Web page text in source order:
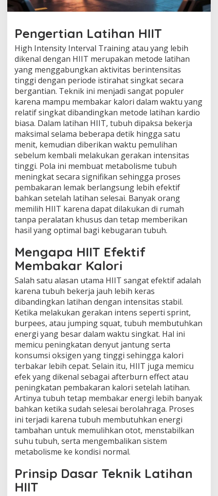
Pengertian Latihan HIIT
High Intensity Interval Training atau yang lebih
dikenal dengan HIIT merupakan metode latihan
yang menggabungkan aktivitas berintensitas
tinggi dengan periode istirahat singkat secara
bergantian. Teknik ini menjadi sangat populer
karena mampu membakar kalori dalam waktu yang
relatif singkat dibandingkan metode latihan kardio
biasa. Dalam latihan HIIT, tubuh dipaksa bekerja
maksimal selama beberapa detik hingga satu
menit, kemudian diberikan waktu pemulihan
sebelum kembali melakukan gerakan intensitas
tinggi. Pola ini membuat metabolisme tubuh
meningkat secara signifikan sehingga proses
pembakaran lemak berlangsung lebih efektif
bahkan setelah latihan selesai. Banyak orang
memilih HIIT karena dapat dilakukan di rumah
tanpa peralatan khusus dan tetap memberikan
hasil yang optimal bagi kebugaran tubuh.
Mengapa HIIT Efektif
Membakar Kalori
Salah satu alasan utama HIIT sangat efektif adalah
karena tubuh bekerja jauh lebih keras
dibandingkan latihan dengan intensitas stabil.
Ketika melakukan gerakan intens seperti sprint,
burpees, atau jumping squat, tubuh membutuhkan
energi yang besar dalam waktu singkat. Hal ini
memicu peningkatan denyut jantung serta
konsumsi oksigen yang tinggi sehingga kalori
terbakar lebih cepat. Selain itu, HIIT juga memicu
efek yang dikenal sebagai afterburn effect atau
peningkatan pembakaran kalori setelah latihan.
Artinya tubuh tetap membakar energi lebih banyak
bahkan ketika sudah selesai berolahraga. Proses
ini terjadi karena tubuh membutuhkan energi
tambahan untuk memulihkan otot, menstabilkan
suhu tubuh, serta mengembalikan sistem
metabolisme ke kondisi normal.
Prinsip Dasar Teknik Latihan
HIIT